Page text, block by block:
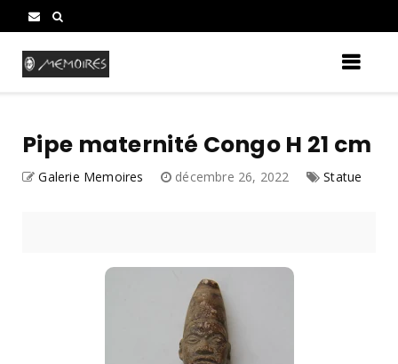
Pipe maternité Congo H 21 cm
Galerie Memoires décembre 26, 2022 Statue